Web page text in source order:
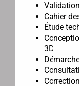
Cahier
Étude
3D